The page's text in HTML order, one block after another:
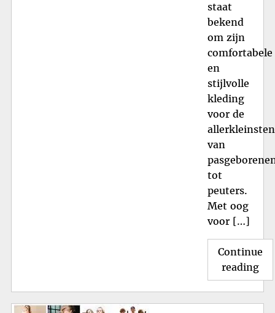
staat
bekend
om zijn
comfortabele
en
stijlvolle
kleding
voor de
van
tot
peuters.
Met oog
voor […]
Continue
reading
en